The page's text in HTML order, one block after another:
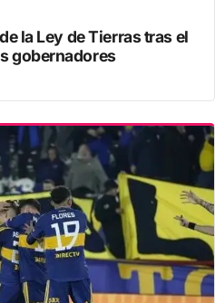
la Ley de Tierras tras el
gobernadores